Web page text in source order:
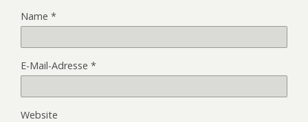
Name *
E-Mail-Adresse *
Website